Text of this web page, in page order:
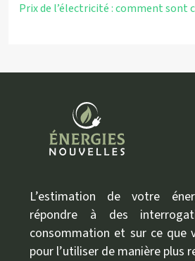
Prix de l’électricité : comment sont
L’estimation de votre
répondre à des
consommation et sur ce que
pour l’utiliser de manière plus